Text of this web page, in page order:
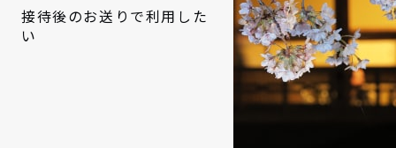
接待後のお送りで利用した
い